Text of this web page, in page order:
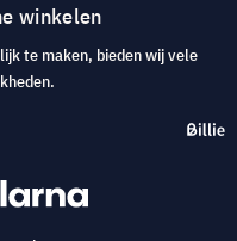
winkelen
te maken, bieden wij vele